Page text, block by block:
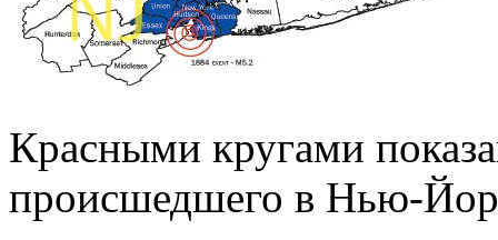
Красными кругами
происшедшего в Нью-